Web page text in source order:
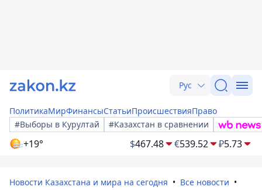
Рус
ПолитикаМирФинансыСтатьиПроисшествияПраво
#Выборы в Курултай
#Казахстан в сравнении
+19° $467.48 €539.52 ₽5.73
Новости Казахстана и мира на сегодня
Все новости